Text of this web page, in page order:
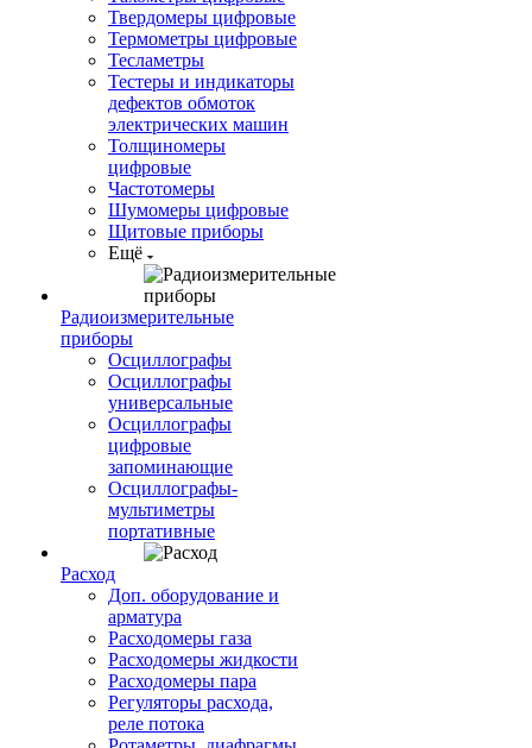
Твердомеры цифровые
Термометры цифровые
Тесламетры
Тестеры и индикаторы
дефектов обмоток
электрических машин
Толщиномеры
цифровые
Частотомеры
Шумомеры цифровые
Щитовые приборы
Ещё
Радиоизмерительные
приборы
Осциллографы
Осциллографы
универсальные
Осциллографы
цифровые
запоминающие
Осциллографы-
мультиметры
портативные
Расход
Доп. оборудование и
арматура
Расходомеры газа
Расходомеры жидкости
Расходомеры пара
Регуляторы расхода,
реле потока